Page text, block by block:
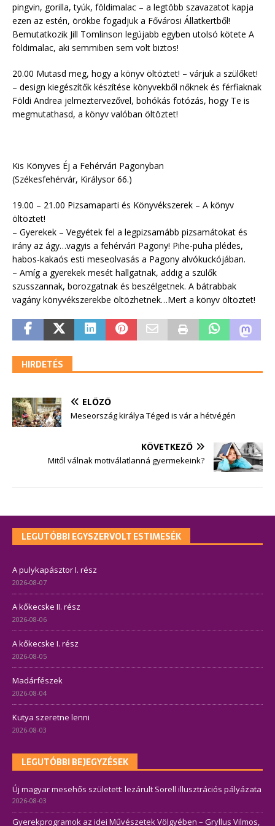
pingvin, gorilla, tyúk, földimalac – a legtöbb szavazatot kapja
ezen az estén, örökbe fogadjuk a Fővárosi Állatkertből!
Bemutatkozik Jill Tomlinson legújabb egyben utolsó kötete A
földimalac, aki semmiben sem volt biztos!
20.00 Mutasd meg, hogy a könyv öltöztet! – várjuk a szülőket!
– design kiegészítők készítése könyvekből nőknek és férfiaknak
Földi Andrea jelmeztervezővel, bohókás fotózás, hogy Te is
megmutathasd, a könyv valóban öltöztet!
Kis Könyves Éj a Fehérvári Pagonyban
(Székesfehérvár, Királysor 66.)
19.00 – 21.00 Pizsamaparti és Könyvékszerek – A könyv
öltöztet!
– Gyerekek – Vegyétek fel a legpizsamább pizsamátokat és
irány az ágy…vagyis a fehérvári Pagony! Pihe-puha plédes,
habos-kakaós esti meseolvasás a Pagony alvókuckójában.
– Amíg a gyerekek mesét hallgatnak, addig a szülők
szusszannak, borozgatnak és beszélgetnek. A bátrabbak
vagány könyvékszerekbe öltözhetnek…Mert a könyv öltöztet!
HIRDETÉS
ELŐZŐ
Meseország királya Téged is vár a hétvégén
KÖVETKEZŐ
Mitől válnak motiválatlanná gyermekeink?
LEGUTÓBBI EGYSZERVOLT ESTIMESÉK
A pulykapásztor I. rész
2026-08-07
A kőkecske II. rész
2026-08-06
A kőkecske I. rész
2026-08-05
Madárfészek
2026-08-04
Kutya szeretne lenni
2026-08-03
LEGUTÓBBI BEJEGYZÉSEK
Új magyar mesehős született: lezárult Sorell illusztrációs pályázata
2026-08-03
Gyerekprogramok az idei Művészetek Völgyében – Gryllus Vilmos,